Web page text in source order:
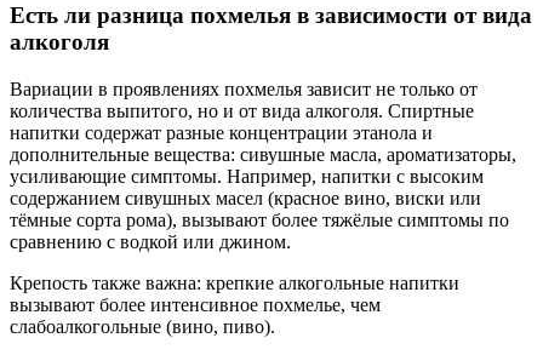
Есть ли разница похмелья в зависимости от вида
алкоголя
Вариации в проявлениях похмелья зависит не только от
количества выпитого, но и от вида алкоголя. Спиртные
напитки содержат разные концентрации этанола и
дополнительные вещества: сивушные масла, ароматизаторы,
усиливающие симптомы. Например, напитки с высоким
содержанием сивушных масел (красное вино, виски или
тёмные сорта рома), вызывают более тяжёлые симптомы по
сравнению с водкой или джином.
Крепость также важна: крепкие алкогольные напитки
вызывают более интенсивное похмелье, чем
слабоалкогольные (вино, пиво).